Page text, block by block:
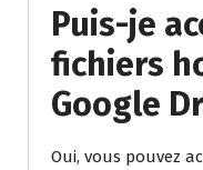
Puis-je
fichiers
Google
Oui, vous pouvez